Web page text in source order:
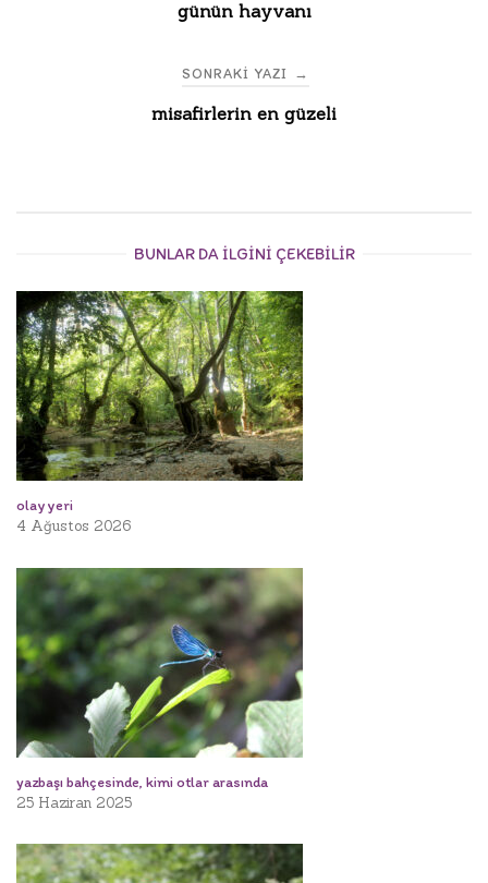
günün hayvanı
SONRAKI YAZI →
misafirlerin en güzeli
BUNLAR DA ILGINI ÇEKEBILIR
olay yeri
4 Ağustos 2026
yazbaşı bahçesinde, kimi otlar arasında
25 Haziran 2025